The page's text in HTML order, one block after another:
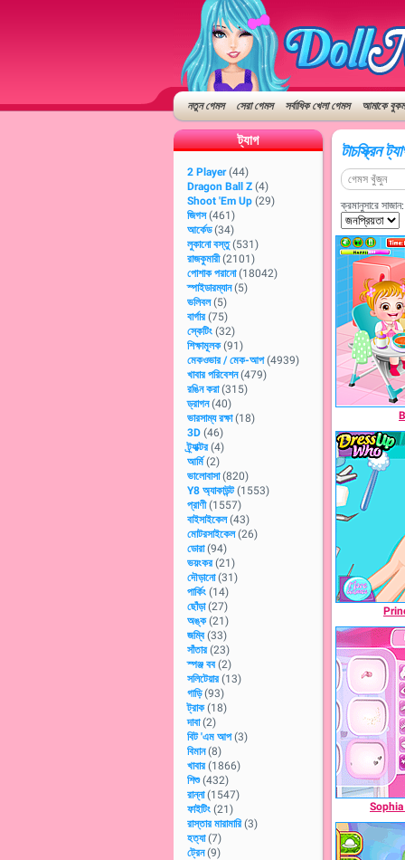
নতুন গেমস সেরা গেমস সর্বাধিক খেলা গেমস আমাকে
ট্যাগ
2 Player (44)
Dragon Ball Z (4)
Shoot 'Em Up (29)
জিগস (461)
আর্কেড (34)
লুকানো বস্তু (531)
রাজকুমারী (2101)
পোশাক পরানো (18042)
স্পাইডারম্যান (5)
ভলিবল (5)
বার্গার (75)
স্কেটিং (32)
শিক্ষামূলক (91)
মেকওভার / মেক-আপ (4939)
খাবার পরিবেশন (479)
রঙিন করা (315)
ড্রাগন (40)
ভারসাম্য রক্ষা (18)
3D (46)
ট্র্যাক্টর (4)
আর্মি (2)
ভালোবাসা (820)
Y8 অ্যাকাউন্ট (1553)
প্রাণী (1557)
বাইসাইকেল (43)
মোটরসাইকেল (26)
ডোরা (94)
ভয়ংকর (21)
দৌড়ানো (31)
পার্কিং (14)
ছোঁড়া (27)
অঙ্ক (21)
জম্বি (33)
সাঁতার (23)
স্পঞ্জ বব (2)
সলিটেয়ার (13)
গাড়ি (93)
ট্রাক (18)
দাবা (2)
বিট 'এম আপ (3)
বিমান (8)
খাবার (1866)
শিশু (432)
রান্না (1547)
ফাইটিং (21)
রাস্তার মারামারি (3)
হত্যা (7)
ট্রেন (9)
টাচস্ক্রিন
ক্রমানুসারে সাজান: